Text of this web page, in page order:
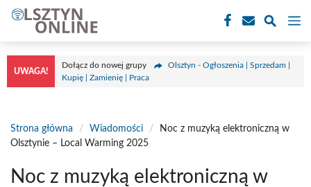
Przejdź
treści
UWAGA!
Dołącz do nowej grupy
Olsztyn - Ogłoszenia | Sprzedam |
Kupię | Zamienię | Praca
Strona główna / Wiadomości /
Noc z muzyką elektroniczną w
Olsztynie – Local Warming 2025
Noc z muzyką elektroniczną w